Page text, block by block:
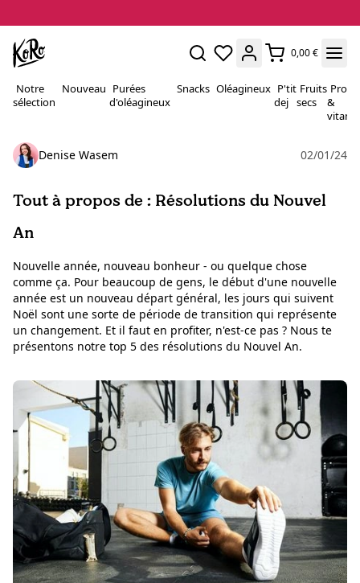
0,00 €
Notre
sélection
Nouveau Purées
d'oléagineux
Snacks Oléagineux P'tit
dej
Fruits
secs
&
Denise Wasem 02/01/24
Tout à propos de : Résolutions du Nouvel
An
Nouvelle année, nouveau bonheur - ou quelque chose
comme ça. Pour beaucoup de gens, le début d'une nouvelle
année est un nouveau départ général, les jours qui suivent
Noël sont une sorte de période de transition qui représente
un changement. Et il faut en profiter, n'est-ce pas ? Nous te
présentons notre top 5 des résolutions du Nouvel An.